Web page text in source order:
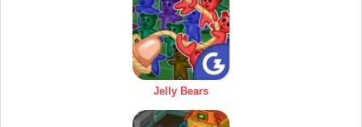
Jelly Bears